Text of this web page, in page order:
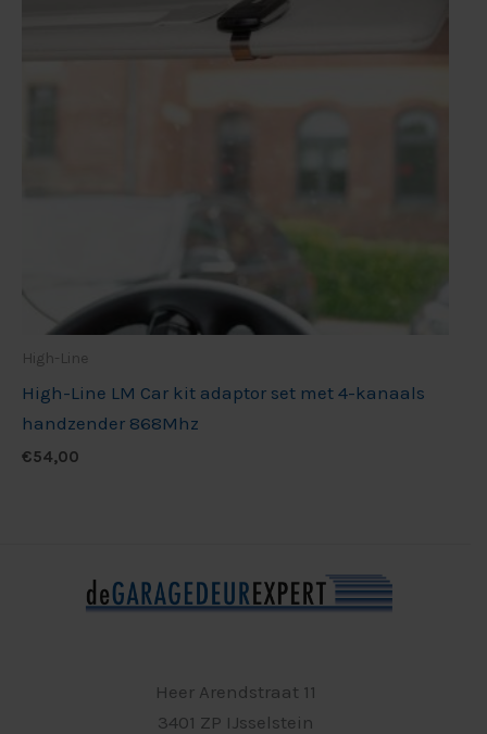
High-Line
High-Line LM Car kit adaptor set met 4-kanaals
handzender 868Mhz
€54,00
Heer Arendstraat 11
3401 ZP IJsselstein